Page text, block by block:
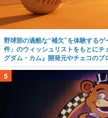
野球部の過酷な“補欠”を体験する
件」のウィッシュリストをもとに
グダム・カム』開発元やチェコのプ
5